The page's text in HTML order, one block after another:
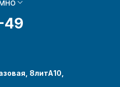
49
8литА10,